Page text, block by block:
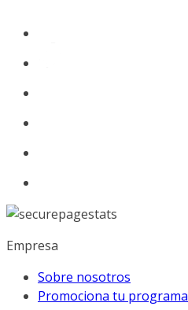
Empresa
Sobre nosotros
Promociona tu programa